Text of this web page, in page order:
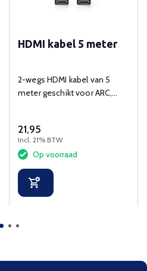
HDMI kabel 5 meter
2-wegs HDMI kabel van 5
meter geschikt voor ARC,
21,95
Incl. 21% BTW
Op voorraad